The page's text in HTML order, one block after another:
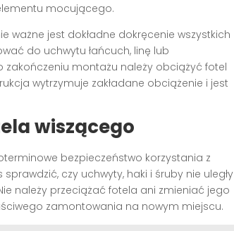
mocującego.
ważne jest dokładne dokręcenie wszystkich
do uchwytu łańcuch, linę lub
zakończeniu montażu należy obciążyć fotel
wytrzymuje zakładane obciążenie i jest
wiszącego
bezpieczeństwo korzystania z
czy uchwyty, haki i śruby nie uległy
należy przeciążać fotela ani zmieniać jego
zamontowania na nowym miejscu.